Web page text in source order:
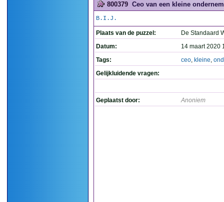
800379 Ceo van een kleine
B.I.J.
Plaats van de puzzel:
De Standaard
Datum:
14 maart 2020
Tags:
ceo, kleine,
Gelijkluidende vragen:
Geplaatst door: Anoniem